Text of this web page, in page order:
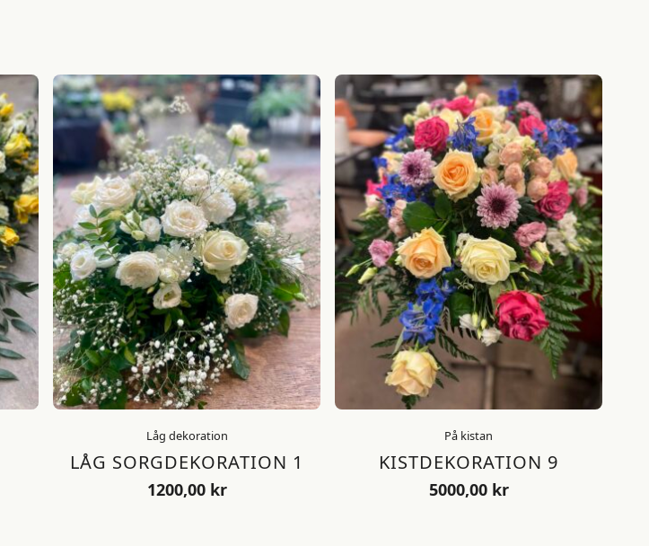
Låg dekoration
LÅG SORGDEKORATION 1
1200,00 kr
På kistan
KISTDEKORATION 9
5000,00 kr